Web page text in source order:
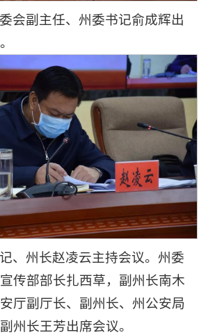
会副主任、州委书记俞成辉出
、州长赵凌云主持会议。州委
传部部长扎西草，副州长南木
厅副厅长、副州长、州公安局
州长王芳出席会议。